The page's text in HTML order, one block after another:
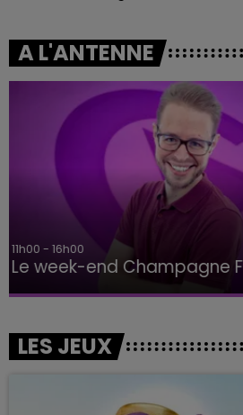
A L'ANTENNE
16h00 - 20h00
Le Week-end Champagne
LES JEUX